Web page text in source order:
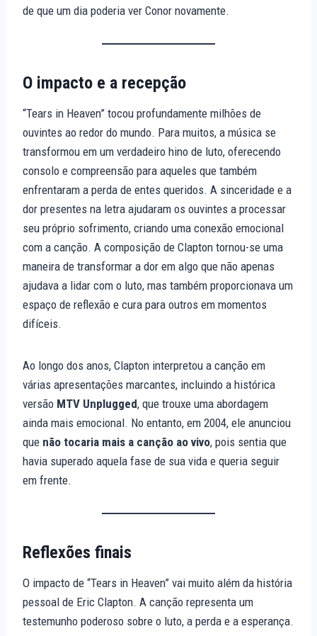
de que um dia poderia ver Conor novamente.
O impacto e a recepção
“Tears in Heaven” tocou profundamente milhões de
ouvintes ao redor do mundo. Para muitos, a música se
transformou em um verdadeiro hino de luto, oferecendo
consolo e compreensão para aqueles que também
enfrentaram a perda de entes queridos. A sinceridade e a
dor presentes na letra ajudaram os ouvintes a processar
seu próprio sofrimento, criando uma conexão emocional
com a canção. A composição de Clapton tornou-se uma
maneira de transformar a dor em algo que não apenas
ajudava a lidar com o luto, mas também proporcionava um
espaço de reflexão e cura para outros em momentos
difíceis.
Ao longo dos anos, Clapton interpretou a canção em
várias apresentações marcantes, incluindo a histórica
versão MTV Unplugged, que trouxe uma abordagem
ainda mais emocional. No entanto, em 2004, ele anunciou
que não tocaria mais a canção ao vivo, pois sentia que
havia superado aquela fase de sua vida e queria seguir
em frente.
Reflexões finais
O impacto de “Tears in Heaven” vai muito além da história
pessoal de Eric Clapton. A canção representa um
testemunho poderoso sobre o luto, a perda e a esperança.